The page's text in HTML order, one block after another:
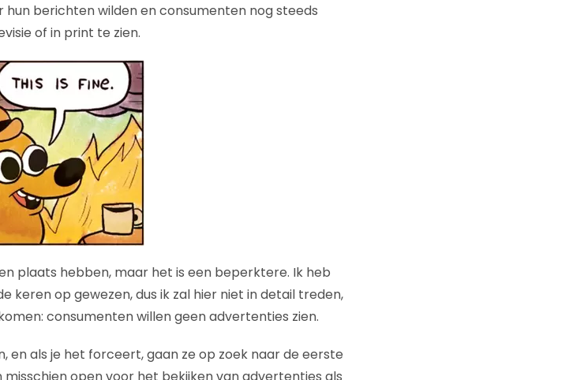
berichten wilden en consumenten nog steeds
of in print te zien.
plaats hebben, maar het is een beperktere. Ik heb
keren op gewezen, dus ik zal hier niet in detail treden,
consumenten willen geen advertenties zien.
en als je het forceert, gaan ze op zoek naar de eerste
open voor het bekijken van advertenties als